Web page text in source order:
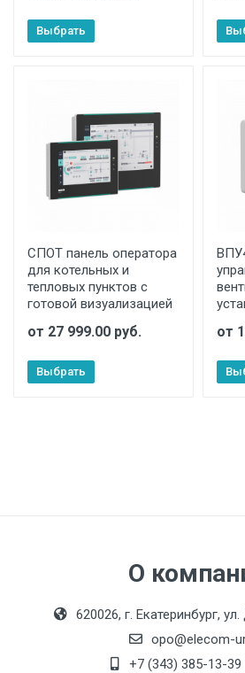
Выбрать
СПОТ панель оператора
для котельных и
тепловых пунктов с
готовой визуализацией
от 27 999.00 руб.
Выбрать
от
О
620026, г. Екатеринбург,
opo@elecom-
+7 (343) 385-13-